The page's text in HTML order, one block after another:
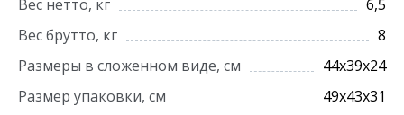
Вес нетто, кг
6,5
Вес брутто, кг
8
Размеры в сложенном виде, см
44х39х24
Размер упаковки, см
49х43х31